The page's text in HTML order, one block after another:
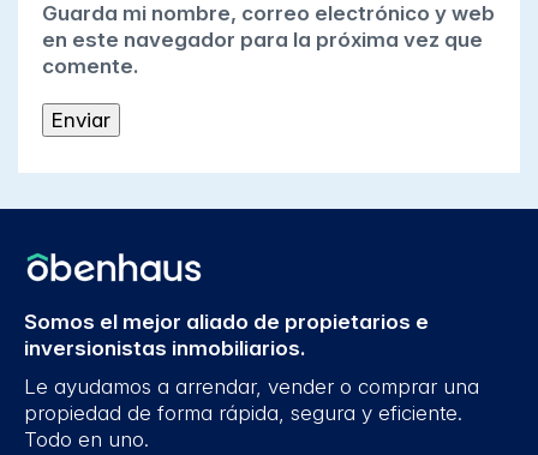
Guarda mi nombre, correo electrónico y web
en este navegador para la próxima vez que
comente.
Somos el mejor aliado de propietarios e
inversionistas inmobiliarios.
Le ayudamos a arrendar, vender o comprar una
propiedad de forma rápida, segura y eficiente.
Todo en uno.